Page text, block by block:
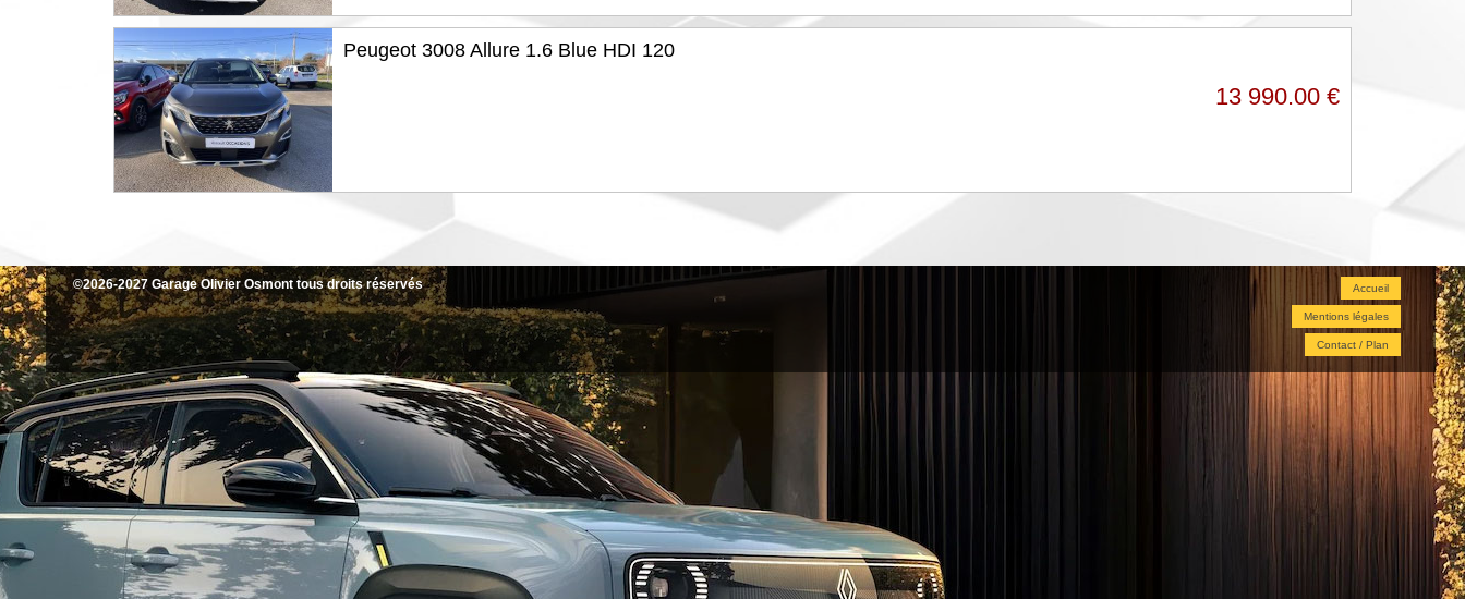
Peugeot 3008 Allure 1.6 Blue HDI 120
13 990.00 €
©2026-2027 Garage Olivier Osmont tous droits réservés Accueil
Mentions légales
Contact / Plan